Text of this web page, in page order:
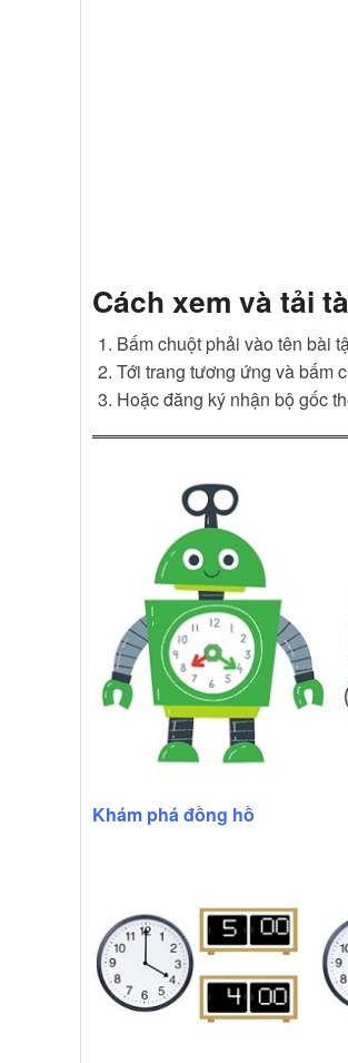
Cách xem và tải
Bấm chuột phải vào tên bài
Tới trang tương ứng và bấm
Hoặc đăng ký nhận bộ gốc
Khám phá đồng hồ